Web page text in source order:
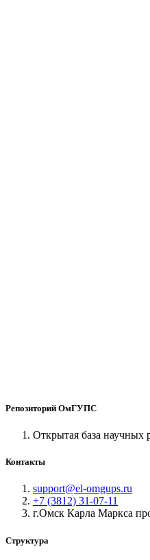
Репозиторий ОмГУПС
Открытая база
Контакты
support@el-omgups.ru
+7 (3812) 31-07-11
г.Омск Карла Маркса
Структура